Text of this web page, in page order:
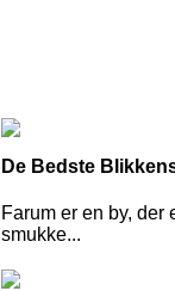
De Bedste
Farum er en by, der
smukke...